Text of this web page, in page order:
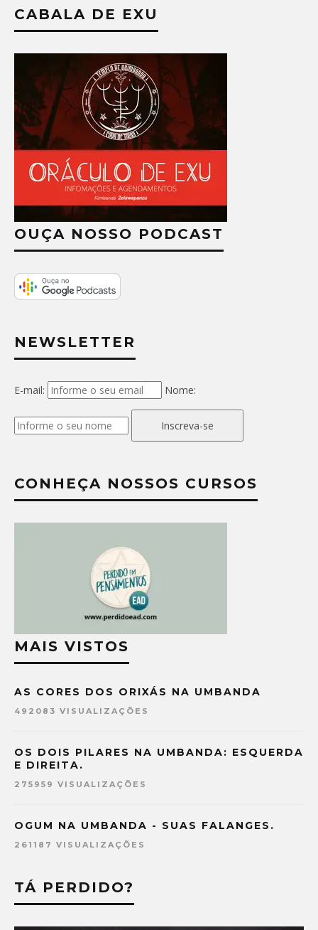
CABALA DE EXU
OUÇA NOSSO PODCAST
NEWSLETTER
E-mail: Nome:
Inscreva-se
CONHEÇA NOSSOS CURSOS
MAIS VISTOS
AS CORES DOS ORIXÁS NA UMBANDA
492083 VISUALIZAÇÕES
OS DOIS PILARES NA UMBANDA: ESQUERDA
E DIREITA.
275959 VISUALIZAÇÕES
OGUM NA UMBANDA - SUAS FALANGES.
261187 VISUALIZAÇÕES
TÁ PERDIDO?